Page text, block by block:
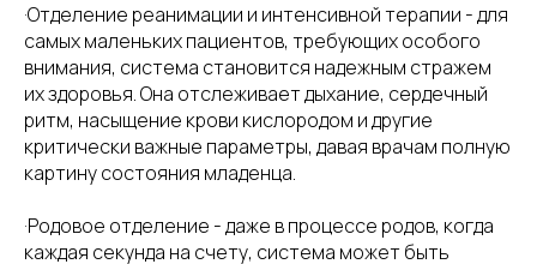
·Отделение реанимации и интенсивной терапии - для
самых маленьких пациентов, требующих особого
внимания, система становится надежным стражем
их здоровья. Она отслеживает дыхание, сердечный
ритм, насыщение крови кислородом и другие
критически важные параметры, давая врачам полную
картину состояния младенца.
·Родовое отделение - даже в процессе родов, когда
каждая секунда на счету, система может быть